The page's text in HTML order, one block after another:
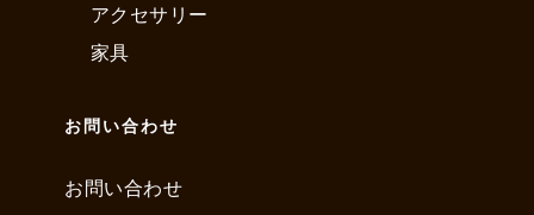
アクセサリー
家具
お問い合わせ
お問い合わせ